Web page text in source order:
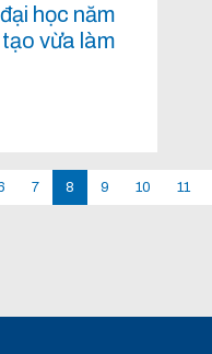
học năm
vừa làm
7 8 9 10 11